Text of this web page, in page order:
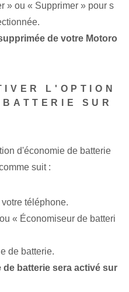
» ou « Supprimer » pour s
de votre Motoro
L'OPTION
SUR
d'économie de batterie
suit :
téléphone.
« Économiseur de batteri
de batterie.
de batterie sera activé sur